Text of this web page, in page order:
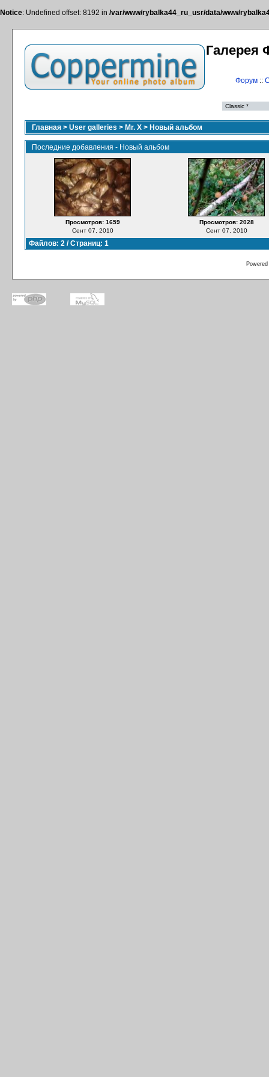
Notice: Undefined offset: 8192 in /var/www/rybalka44_ru_usr/data/www/
Галерея
Форум::
Главная > User galleries > Mr. X > Новый альбом
Последние добавления - Новый альбом
Просмотров: 1659
Сент 07, 2010
Просмотров: 2028
Сент 07, 2010
Файлов: 2 / Страниц: 1